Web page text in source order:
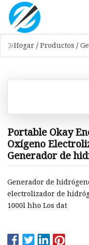
Hogar / Productos /
Portable Okay
Oxígeno
Generador de
Generador de
electrolizador de
1000l hho Los dat